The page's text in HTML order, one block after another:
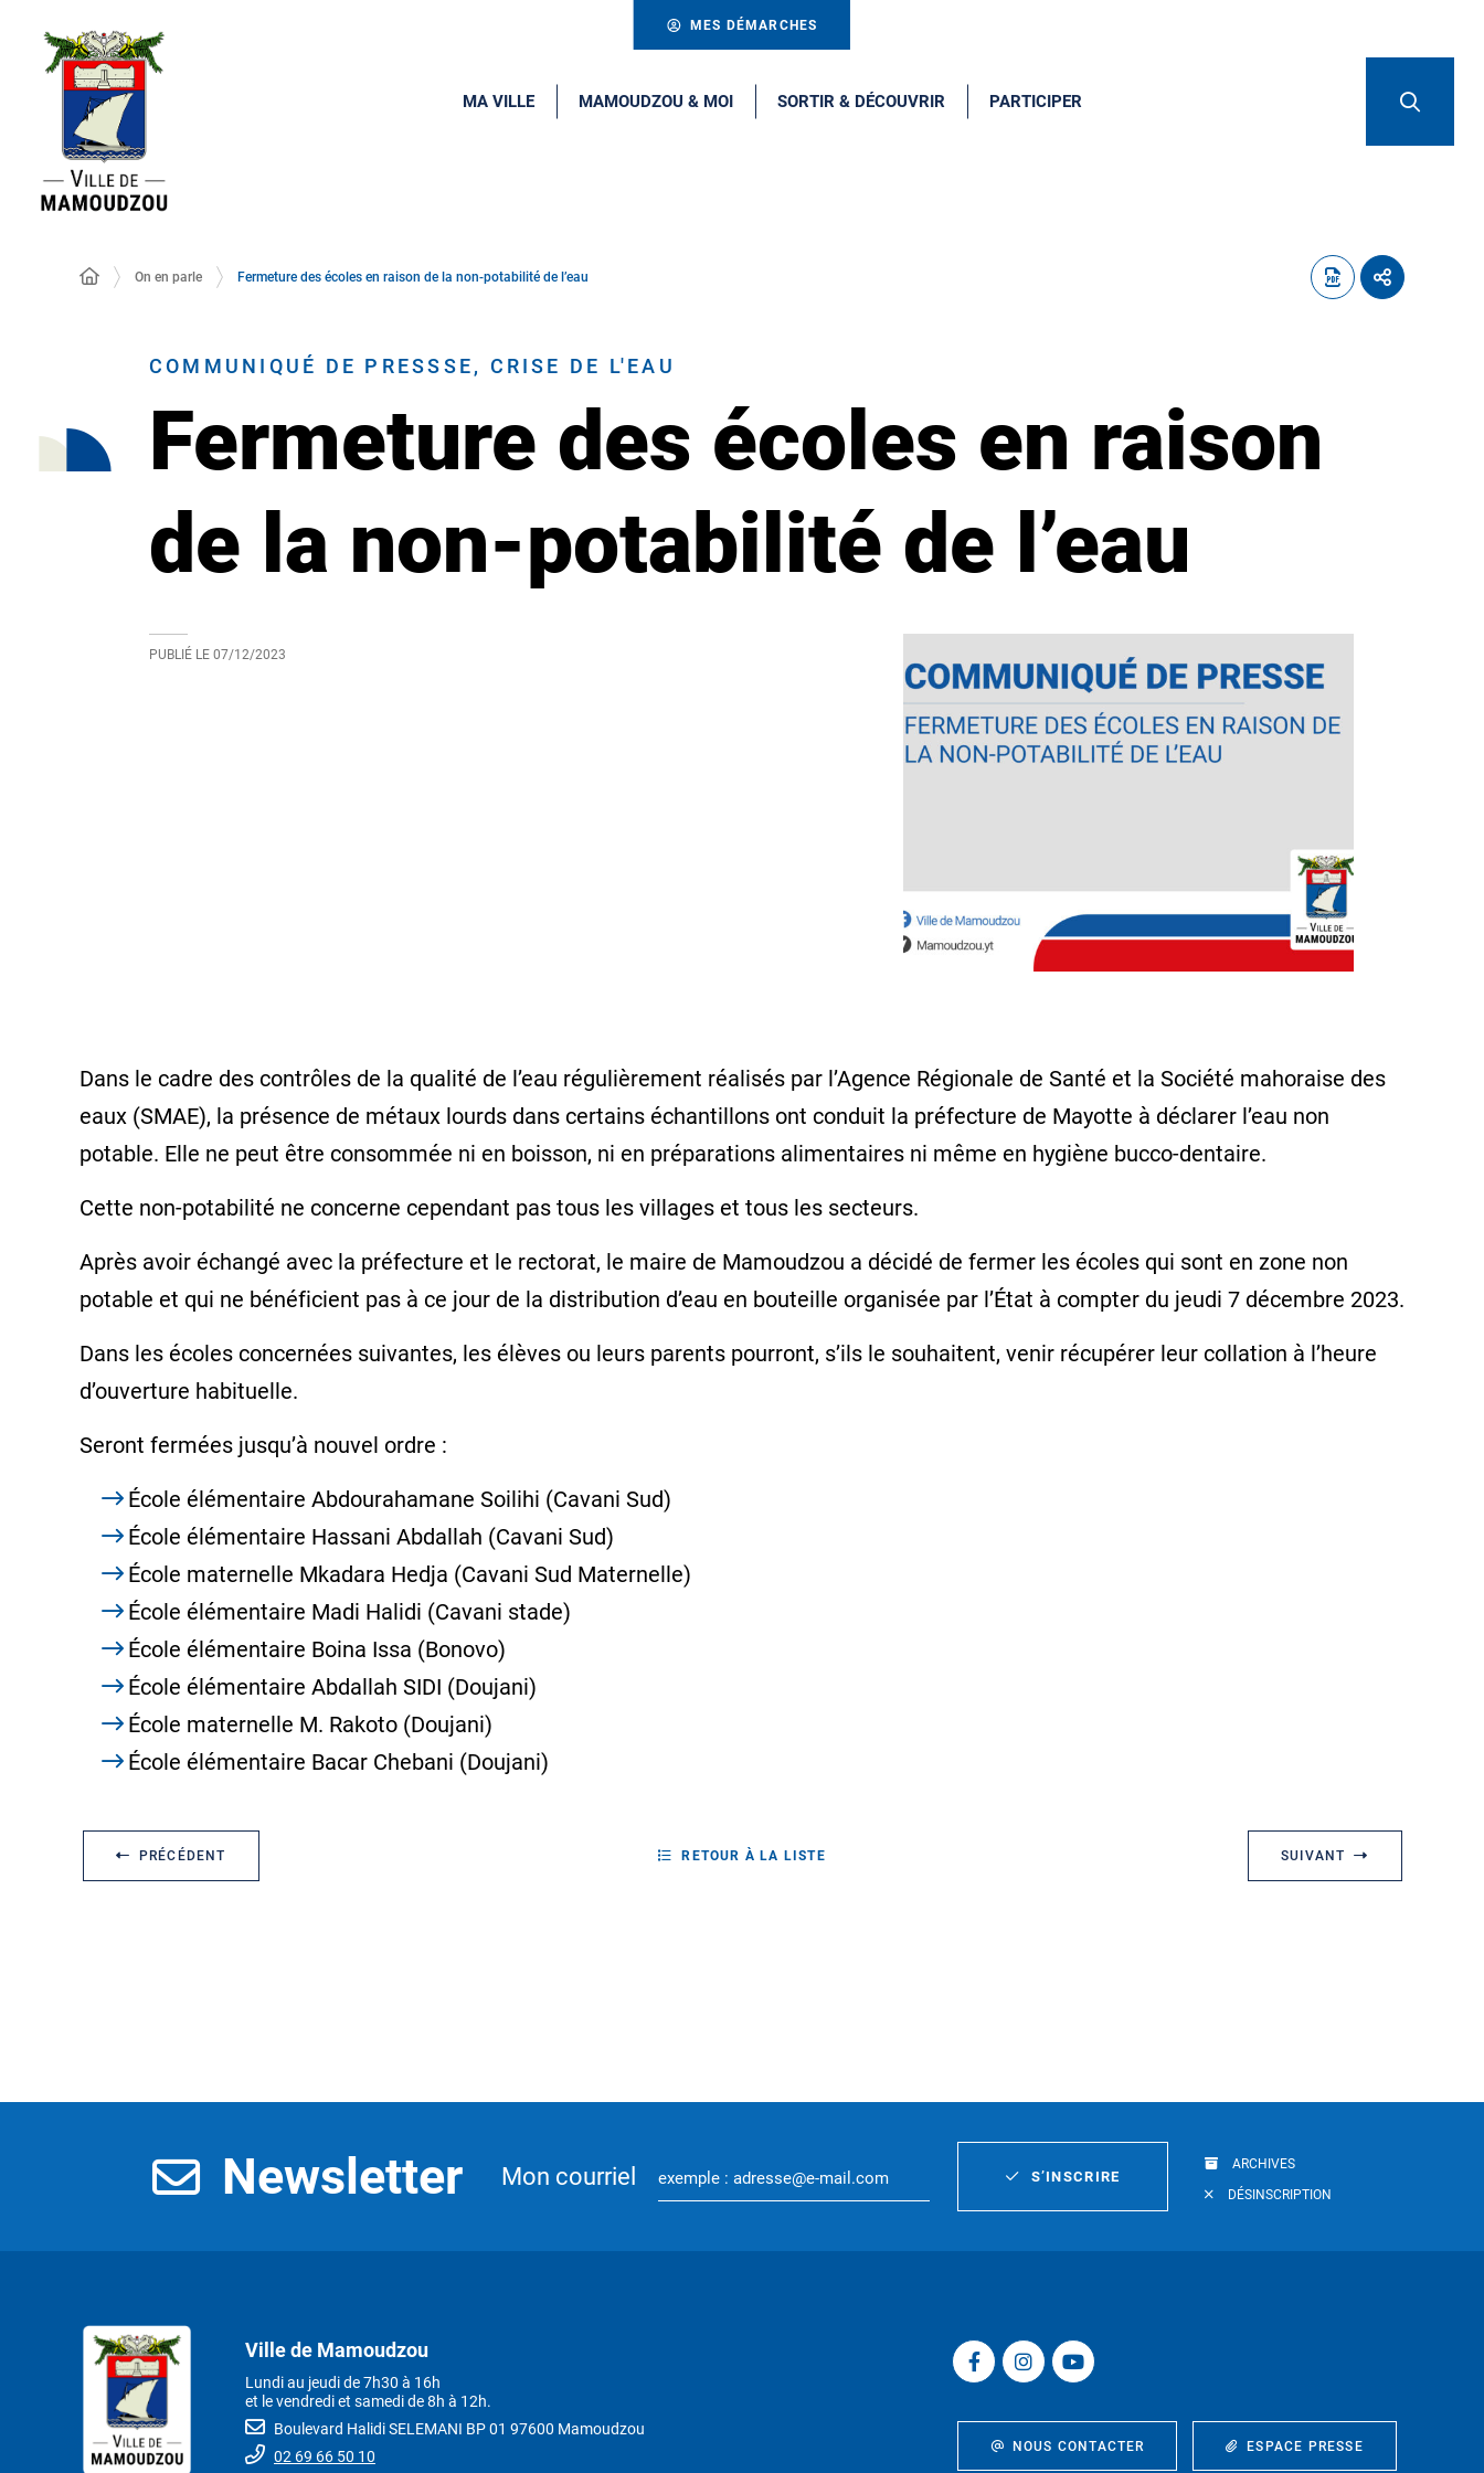
MES DÉMARCHES
MA VILLE MAMOUDZOU & MOI SORTIR & DÉCOUVRIR PARTICIPER
On en parle Fermeture des écoles en raison de la non-potabilité de l’eau
COMMUNIQUÉ DE PRESSSE, CRISE DE L'EAU
Fermeture des écoles en raison
de la non-potabilité de l’eau
PUBLIÉ LE 07/12/2023
Dans le cadre des contrôles de la qualité de l’eau régulièrement réalisés par l’Agence Régionale de Santé et la Société mahoraise des
eaux (SMAE), la présence de métaux lourds dans certains échantillons ont conduit la préfecture de Mayotte à déclarer l’eau non
potable. Elle ne peut être consommée ni en boisson, ni en préparations alimentaires ni même en hygiène bucco-dentaire.
Cette non-potabilité ne concerne cependant pas tous les villages et tous les secteurs.
Après avoir échangé avec la préfecture et le rectorat, le maire de Mamoudzou a décidé de fermer les écoles qui sont en zone non
potable et qui ne bénéficient pas à ce jour de la distribution d’eau en bouteille organisée par l’État à compter du jeudi 7 décembre 2023.
Dans les écoles concernées suivantes, les élèves ou leurs parents pourront, s’ils le souhaitent, venir récupérer leur collation à l’heure
d’ouverture habituelle.
Seront fermées jusqu’à nouvel ordre :
École élémentaire Abdourahamane Soilihi (Cavani Sud)
École élémentaire Hassani Abdallah (Cavani Sud)
École maternelle Mkadara Hedja (Cavani Sud Maternelle)
École élémentaire Madi Halidi (Cavani stade)
École élémentaire Boina Issa (Bonovo)
École élémentaire Abdallah SIDI (Doujani)
École maternelle M. Rakoto (Doujani)
École élémentaire Bacar Chebani (Doujani)
PRÉCÉDENT RETOUR À LA LISTE SUIVANT
Newsletter Mon courriel S’INSCRIRE
ARCHIVES
DÉSINSCRIPTION
Ville de Mamoudzou
Lundi au jeudi de 7h30 à 16h
et le vendredi et samedi de 8h à 12h.
Boulevard Halidi SELEMANI BP 01 97600 Mamoudzou
02 69 66 50 10
NOUS CONTACTER ESPACE PRESSE